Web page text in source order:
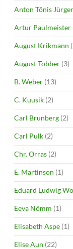
Anton Tõnis
Artur Paulmeister
August Krikmann
August Tobber (3)
B. Weber (13)
C. Kuusik (2)
Carl Brunberg (2)
Carl Pulk (2)
Chr. Orras (2)
E. Martinson (1)
Eduard Ludwig
Eeva Nõmm (1)
Elisabeth Aspe (1)
Elise Aun (22)